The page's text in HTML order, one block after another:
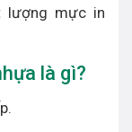
lượng mực in
là gì?